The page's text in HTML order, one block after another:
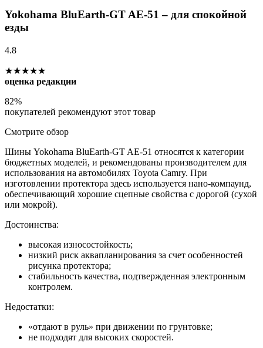
Yokohama BluEarth-GT AE-51 – для спокойной
езды
4.8
★★★★★
оценка редакции
82%
покупателей рекомендуют этот товар
Смотрите обзор
Шины Yokohama BluEarth-GT AE-51 относятся к категории
бюджетных моделей, и рекомендованы производителем для
использования на автомобилях Toyota Camry. При
изготовлении протектора здесь используется нано-компаунд,
обеспечивающий хорошие сцепные свойства с дорогой (сухой
или мокрой).
Достоинства:
высокая износостойкость;
низкий риск аквапланирования за счет особенностей
рисунка протектора;
стабильность качества, подтвержденная электронным
контролем.
Недостатки:
«отдают в руль» при движении по грунтовке;
не подходят для высоких скоростей.